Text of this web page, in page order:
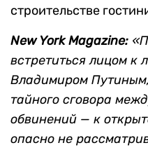
строительстве
New York Magazine:
встретиться лицом к
Владимиром
тайного сговора
обвинений — к
опасно не